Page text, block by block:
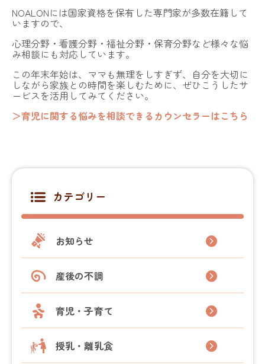
NOALONには国家資格を保有した専門家が多数在籍して
いますので、
心理分野・看護分野・福祉分野・保育分野など様々な悩
み相談にも対応しています。
この年末年始は、ママも無理をしすぎず、自分を大切に
しながら家族との時間を楽しむために、ぜひこうしたサ
ービスを活用してみてください。
＞育児に関する悩みを相談できるカウンセラーはこちら
カテゴリー
お知らせ
産後の不調
育児・子育て
授乳・離乳食